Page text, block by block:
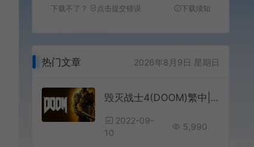
下载不了？ 点击提交错误 下载须知
热门文章 2026年8月9日 星期日
毁灭战士4(DOOM)繁中|PC|FPS|修改器|第一人称射击游戏
2022-09-
10
5,990